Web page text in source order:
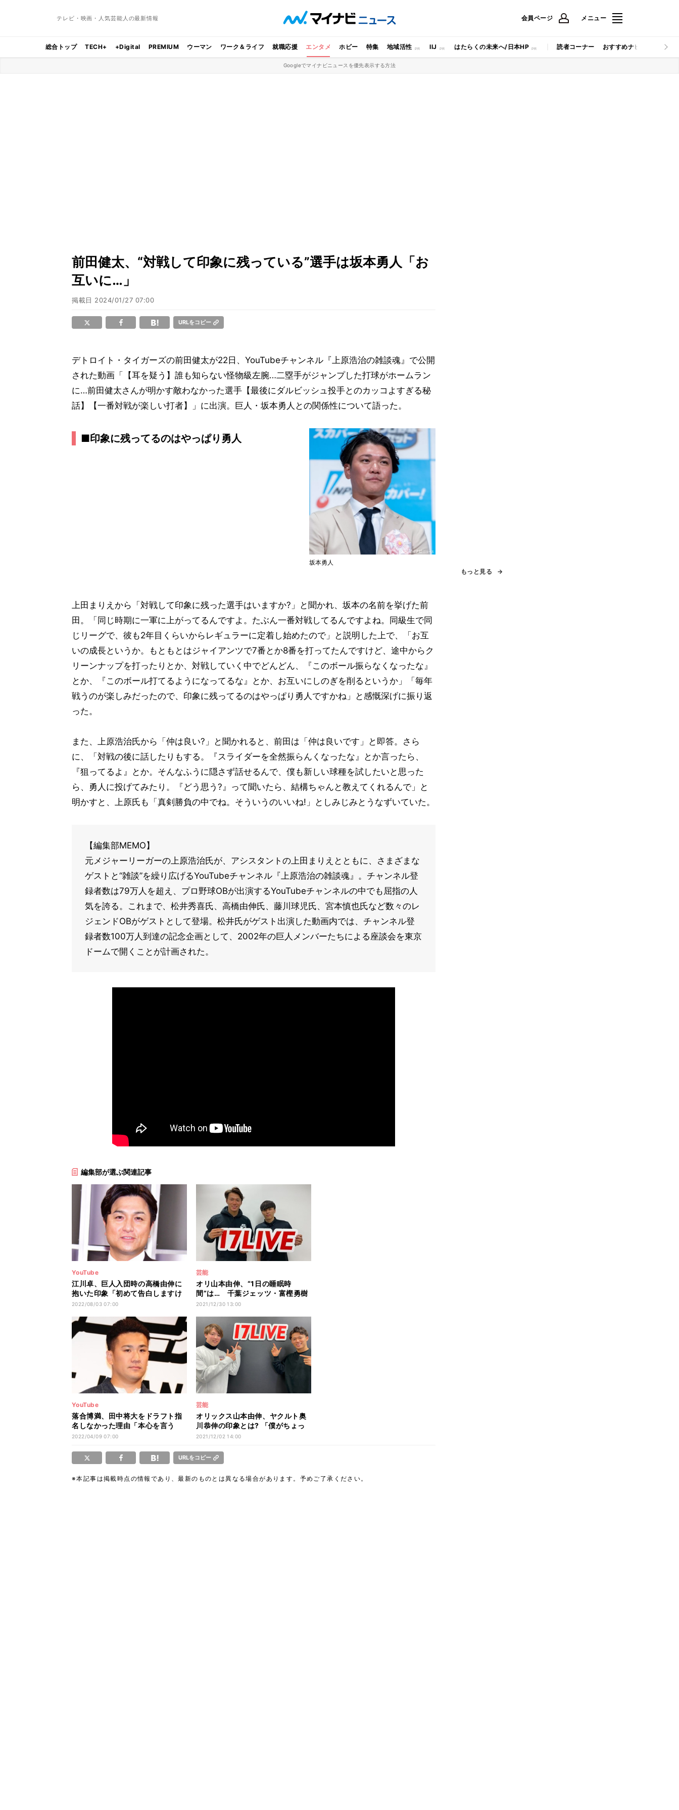
テレビ・映画・人気芸能人の最新情報 会員ページ メニュー
総合トップ TECH+ +Digital PREMIUM ウーマン ワーク＆ライフ 就職応援 エンタメ ホビー 特集 地域活性 IIJ はたらくの未来へ/日本HP 読者コーナー おすすめナビ マイナビ
Googleでマイナビニュースを優先表示する方法
前田健太、“対戦して印象に残っている”選手は坂本勇人「お
互いに…」
掲載日 2024/01/27 07:00
URLをコピー
デトロイト・タイガーズの前田健太が22日、YouTubeチャンネル『上原浩治の雑談魂』で公開
された動画「【耳を疑う】誰も知らない怪物級左腕…二塁手がジャンプした打球がホームラン
に…前田健太さんが明かす敵わなかった選手【最後にダルビッシュ投手とのカッコよすぎる秘
話】【一番対戦が楽しい打者】」に出演。巨人・坂本勇人との関係性について語った。
坂本勇人
■印象に残ってるのはやっぱり勇人
上田まりえから「対戦して印象に残った選手はいますか?」と聞かれ、坂本の名前を挙げた前
田。「同じ時期に一軍に上がってるんですよ。たぶん一番対戦してるんですよね。同級生で同
じリーグで、彼も2年目くらいからレギュラーに定着し始めたので」と説明した上で、「お互
いの成長というか。もともとはジャイアンツで7番とか8番を打ってたんですけど、途中からク
リーンナップを打ったりとか、対戦していく中でどんどん、『このボール振らなくなったな』
とか、『このボール打てるようになってるな』とか、お互いにしのぎを削るというか」「毎年
戦うのが楽しみだったので、印象に残ってるのはやっぱり勇人ですかね」と感慨深げに振り返
った。
また、上原浩治氏から「仲は良い?」と聞かれると、前田は「仲は良いです」と即答。さら
に、「対戦の後に話したりもする。『スライダーを全然振らんくなったな』とか言ったら、
『狙ってるよ』とか。そんなふうに隠さず話せるんで、僕も新しい球種を試したいと思った
ら、勇人に投げてみたり。『どう思う?』って聞いたら、結構ちゃんと教えてくれるんで」と
明かすと、上原氏も「真剣勝負の中でね。そういうのいいね!」としみじみとうなずいていた。
【編集部MEMO】
元メジャーリーガーの上原浩治氏が、アシスタントの上田まりえとともに、さまざまな
ゲストと“雑談”を繰り広げるYouTubeチャンネル『上原浩治の雑談魂』。チャンネル登
録者数は79万人を超え、プロ野球OBが出演するYouTubeチャンネルの中でも屈指の人
気を誇る。これまで、松井秀喜氏、高橋由伸氏、藤川球児氏、宮本慎也氏など数々のレ
ジェンドOBがゲストとして登場。松井氏がゲスト出演した動画内では、チャンネル登
録者数100万人到達の記念企画として、2002年の巨人メンバーたちによる座談会を東京
ドームで開くことが計画された。
編集部が選ぶ関連記事
YouTube
江川卓、巨人入団時の高橋由伸に
抱いた印象「初めて告白しますけ
ど…」
2022/08/03 07:00
芸能
オリ山本由伸、“1日の睡眠時
間”は… 千葉ジェッツ・富樫勇樹
も驚き
2021/12/30 13:00
YouTube
落合博満、田中将大をドラフト指
名しなかった理由「本心を言う
と…」
2022/04/09 07:00
芸能
オリックス山本由伸、ヤクルト奥
川恭伸の印象とは? 「僕がちょっ
と負けてた」
2021/12/02 14:00
URLをコピー
※本記事は掲載時点の情報であり、最新のものとは異なる場合があります。予めご了承ください。
もっと見る